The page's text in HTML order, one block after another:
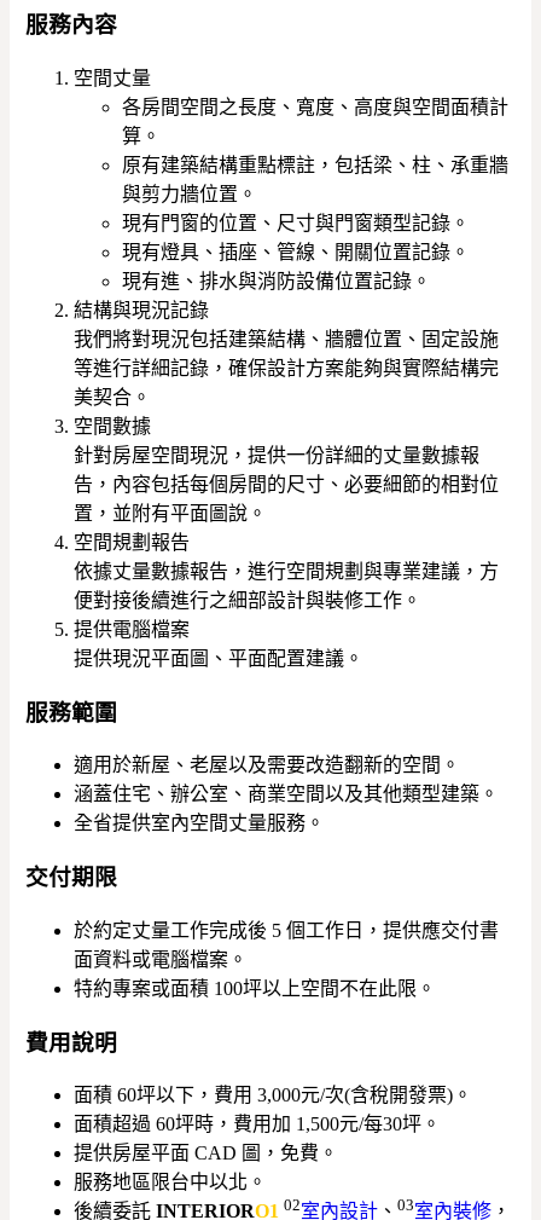
服務內容
空間丈量
各房間空間之長度、寬度、高度與空間面積計
算。
原有建築結構重點標註，包括梁、柱、承重牆
與剪力牆位置。
現有門窗的位置、尺寸與門窗類型記錄。
現有燈具、插座、管線、開關位置記錄。
現有進、排水與消防設備位置記錄。
結構與現況記錄
我們將對現況包括建築結構、牆體位置、固定設施
等進行詳細記錄，確保設計方案能夠與實際結構完
美契合。
空間數據
針對房屋空間現況，提供一份詳細的丈量數據報
告，內容包括每個房間的尺寸、必要細節的相對位
置，並附有平面圖說。
空間規劃報告
依據丈量數據報告，進行空間規劃與專業建議，方
便對接後續進行之細部設計與裝修工作。
提供電腦檔案
提供現況平面圖、平面配置建議。
服務範圍
適用於新屋、老屋以及需要改造翻新的空間。
涵蓋住宅、辦公室、商業空間以及其他類型建築。
全省提供室內空間丈量服務。
交付期限
於約定丈量工作完成後 5 個工作日，提供應交付書
面資料或電腦檔案。
特約專案或面積 100坪以上空間不在此限。
費用說明
面積 60坪以下，費用 3,000元/次(含稅開發票)。
面積超過 60坪時，費用加 1,500元/每30坪。
提供房屋平面 CAD 圖，免費。
服務地區限台中以北。
後續委託 INTERIORO1 02室內設計、 03室內裝修，